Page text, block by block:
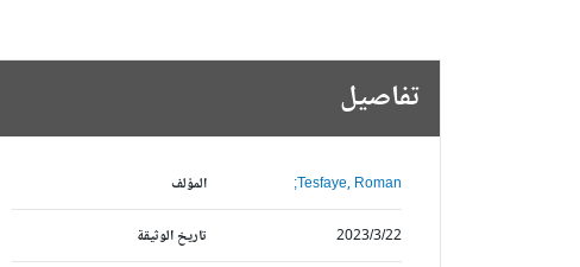
تفاصيل
المؤلف Tesfaye, Roman;
تاريخ الوثيقة 2023/3/22